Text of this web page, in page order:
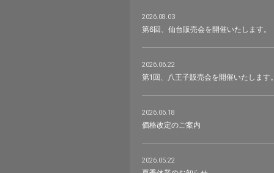
2026.08.03
第6回、仙台販売会を開催いたします。
2026.06.22
第1回、八王子販売会を開催いたします。
2026.06.18
価格改定のご案内
2026.05.22